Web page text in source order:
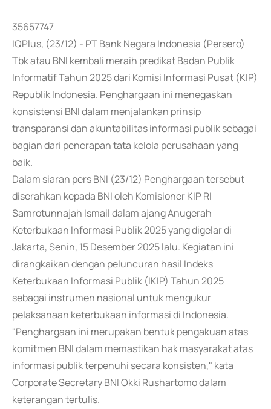
35657747
IQPlus, (23/12) - PT Bank Negara Indonesia (Persero)
Tbk atau BNI kembali meraih predikat Badan Publik
Informatif Tahun 2025 dari Komisi Informasi Pusat (KIP)
Republik Indonesia. Penghargaan ini menegaskan
konsistensi BNI dalam menjalankan prinsip
transparansi dan akuntabilitas informasi publik sebagai
bagian dari penerapan tata kelola perusahaan yang
baik.
Dalam siaran pers BNI (23/12) Penghargaan tersebut
diserahkan kepada BNI oleh Komisioner KIP RI
Samrotunnajah Ismail dalam ajang Anugerah
Keterbukaan Informasi Publik 2025 yang digelar di
Jakarta, Senin, 15 Desember 2025 lalu. Kegiatan ini
dirangkaikan dengan peluncuran hasil Indeks
Keterbukaan Informasi Publik (IKIP) Tahun 2025
sebagai instrumen nasional untuk mengukur
pelaksanaan keterbukaan informasi di Indonesia.
"Penghargaan ini merupakan bentuk pengakuan atas
komitmen BNI dalam memastikan hak masyarakat atas
informasi publik terpenuhi secara konsisten," kata
Corporate Secretary BNI Okki Rushartomo dalam
keterangan tertulis.